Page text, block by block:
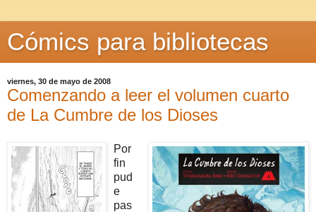
Cómics para bibliotecas
viernes, 30 de mayo de 2008
Comenzando a leer el volumen cuarto
de La Cumbre de los Dioses
Por
fin
pud
e
pas